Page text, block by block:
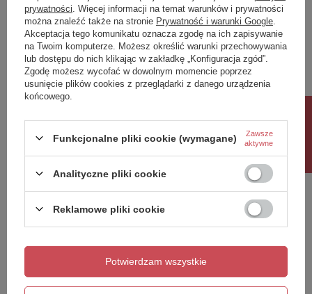
Napisz swoją opinię
Twoja ocena:
5/5
Dodaj własne zdjęcie produktu:
Twoje imię
prywatności . Więcej informacji na temat warunków i prywatności
można znaleźć także na stronie Prywatność i warunki Google
Akceptacja tego komunikatu oznacza zgodę na ich zapisywanie
na Twoim komputerze. Możesz określić warunki przechowywania
lub dostępu do nich klikając w zakładkę „Konfiguracja zgód”.
Zgodę możesz wycofać w dowolnym momencie poprzez
usunięcie plików cookies z przeglądarki z danego urządzenia
końcowego.
Funkcjonalne pliki cookie (wymagane)
Zawsze
aktywne
Analityczne pliki cookie
Reklamowe pliki cookie
Potwierdzam wszystkie